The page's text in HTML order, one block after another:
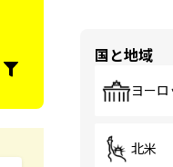
国と地域
ヨーロ
北米